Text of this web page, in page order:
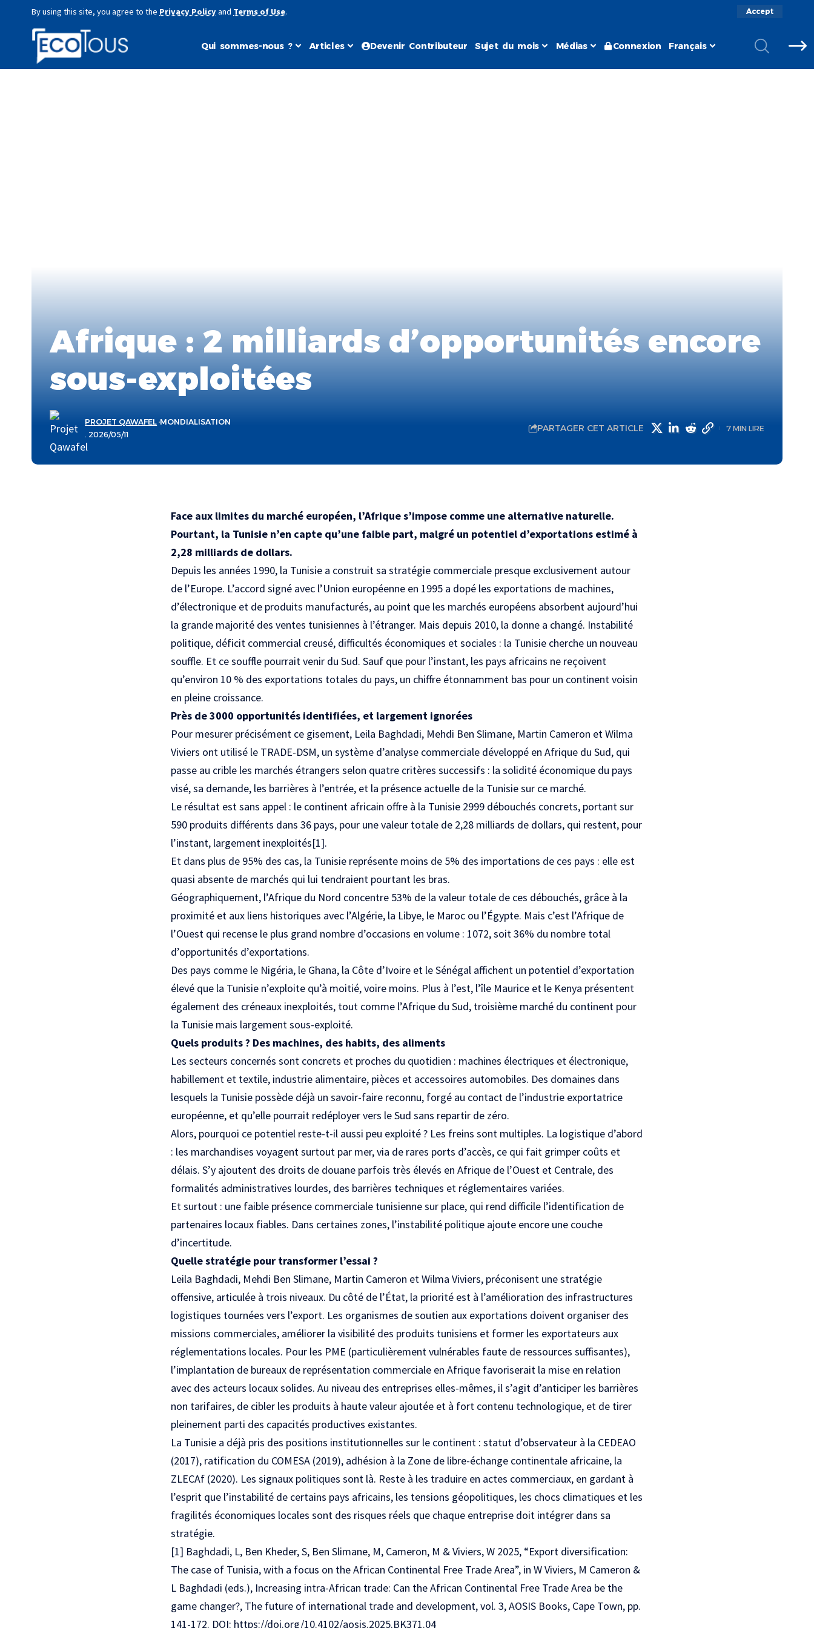
By using this site, you agree to the Privacy Policyand Terms of Use. Accept
Qui sommes-nous ? Articles Devenir Contributeur Sujet du mois Médias Connexion Français
Afrique : 2 milliards d’opportunités encore
sous-exploitées
. 2026/05/11
PROJET QAWAFEL MONDIALISATION
PARTAGER CET ARTICLE 7 MIN LIRE
Face aux limites du marché européen, l’Afrique s’impose comme une alternative naturelle.
Pourtant, la Tunisie n’en capte qu’une faible part, malgré un potentiel d’exportations estimé à
2,28 milliards de dollars.
Depuis les années 1990, la Tunisie a construit sa stratégie commerciale presque exclusivement autour
de l’Europe. L’accord signé avec l’Union européenne en 1995 a dopé les exportations de machines,
d’électronique et de produits manufacturés, au point que les marchés européens absorbent aujourd’hui
la grande majorité des ventes tunisiennes à l’étranger. Mais depuis 2010, la donne a changé. Instabilité
politique, déficit commercial creusé, difficultés économiques et sociales : la Tunisie cherche un nouveau
souffle. Et ce souffle pourrait venir du Sud. Sauf que pour l’instant, les pays africains ne reçoivent
qu’environ 10 % des exportations totales du pays, un chiffre étonnamment bas pour un continent voisin
en pleine croissance.
Près de 3000 opportunités identifiées, et largement ignorées
Pour mesurer précisément ce gisement, Leila Baghdadi, Mehdi Ben Slimane, Martin Cameron et Wilma
Viviers ont utilisé le TRADE-DSM, un système d’analyse commerciale développé en Afrique du Sud, qui
passe au crible les marchés étrangers selon quatre critères successifs : la solidité économique du pays
visé, sa demande, les barrières à l’entrée, et la présence actuelle de la Tunisie sur ce marché.
Le résultat est sans appel : le continent africain offre à la Tunisie 2999 débouchés concrets, portant sur
590 produits différents dans 36 pays, pour une valeur totale de 2,28 milliards de dollars, qui restent, pour
l’instant, largement inexploités[1].
Et dans plus de 95% des cas, la Tunisie représente moins de 5% des importations de ces pays : elle est
quasi absente de marchés qui lui tendraient pourtant les bras.
Géographiquement, l’Afrique du Nord concentre 53% de la valeur totale de ces débouchés, grâce à la
proximité et aux liens historiques avec l’Algérie, la Libye, le Maroc ou l’Égypte. Mais c’est l’Afrique de
l’Ouest qui recense le plus grand nombre d’occasions en volume : 1072, soit 36% du nombre total
d’opportunités d’exportations.
Des pays comme le Nigéria, le Ghana, la Côte d’Ivoire et le Sénégal affichent un potentiel d’exportation
élevé que la Tunisie n’exploite qu’à moitié, voire moins. Plus à l’est, l’île Maurice et le Kenya présentent
également des créneaux inexploités, tout comme l’Afrique du Sud, troisième marché du continent pour
la Tunisie mais largement sous-exploité.
Quels produits ? Des machines, des habits, des aliments
Les secteurs concernés sont concrets et proches du quotidien : machines électriques et électronique,
habillement et textile, industrie alimentaire, pièces et accessoires automobiles. Des domaines dans
lesquels la Tunisie possède déjà un savoir-faire reconnu, forgé au contact de l’industrie exportatrice
européenne, et qu’elle pourrait redéployer vers le Sud sans repartir de zéro.
Alors, pourquoi ce potentiel reste-t-il aussi peu exploité ? Les freins sont multiples. La logistique d’abord
: les marchandises voyagent surtout par mer, via de rares ports d’accès, ce qui fait grimper coûts et
délais. S’y ajoutent des droits de douane parfois très élevés en Afrique de l’Ouest et Centrale, des
formalités administratives lourdes, des barrières techniques et réglementaires variées.
Et surtout : une faible présence commerciale tunisienne sur place, qui rend difficile l’identification de
partenaires locaux fiables. Dans certaines zones, l’instabilité politique ajoute encore une couche
d’incertitude.
Quelle stratégie pour transformer l’essai ?
Leila Baghdadi, Mehdi Ben Slimane, Martin Cameron et Wilma Viviers, préconisent une stratégie
offensive, articulée à trois niveaux. Du côté de l’État, la priorité est à l’amélioration des infrastructures
logistiques tournées vers l’export. Les organismes de soutien aux exportations doivent organiser des
missions commerciales, améliorer la visibilité des produits tunisiens et former les exportateurs aux
réglementations locales. Pour les PME (particulièrement vulnérables faute de ressources suffisantes),
l’implantation de bureaux de représentation commerciale en Afrique favoriserait la mise en relation
avec des acteurs locaux solides. Au niveau des entreprises elles-mêmes, il s’agit d’anticiper les barrières
non tarifaires, de cibler les produits à haute valeur ajoutée et à fort contenu technologique, et de tirer
pleinement parti des capacités productives existantes.
La Tunisie a déjà pris des positions institutionnelles sur le continent : statut d’observateur à la CEDEAO
(2017), ratification du COMESA (2019), adhésion à la Zone de libre-échange continentale africaine, la
ZLECAf (2020). Les signaux politiques sont là. Reste à les traduire en actes commerciaux, en gardant à
l’esprit que l’instabilité de certains pays africains, les tensions géopolitiques, les chocs climatiques et les
fragilités économiques locales sont des risques réels que chaque entreprise doit intégrer dans sa
stratégie.
[1] Baghdadi, L, Ben Kheder, S, Ben Slimane, M, Cameron, M & Viviers, W 2025, “Export diversification:
The case of Tunisia, with a focus on the African Continental Free Trade Area”, in W Viviers, M Cameron &
L Baghdadi (eds.), Increasing intra-African trade: Can the African Continental Free Trade Area be the
game changer?, The future of international trade and development, vol. 3, AOSIS Books, Cape Town, pp.
141-172. DOI: https://doi.org/10.4102/aosis.2025.BK371.04